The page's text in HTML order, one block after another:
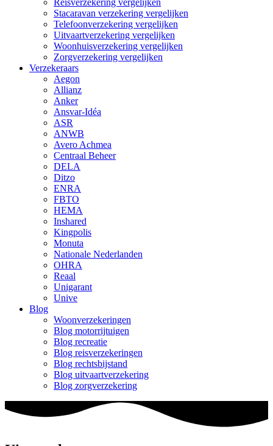
Reisverzekering vergelijken
Stacaravan verzekering vergelijken
Telefoonverzekering vergelijken
Uitvaartverzekering vergelijken
Woonhuisverzekering vergelijken
Zorgverzekering vergelijken
Verzekeraars
Aegon
Allianz
Anker
Ansvar-Idéa
ASR
ANWB
Avero Achmea
Centraal Beheer
DELA
Ditzo
ENRA
FBTO
HEMA
Inshared
Kingpolis
Monuta
Nationale Nederlanden
OHRA
Reaal
Unigarant
Unive
Blog
Woonverzekeringen
Blog motorrijtuigen
Blog recreatie
Blog reisverzekeringen
Blog rechtsbijstand
Blog uitvaartverzekering
Blog zorgverzekering